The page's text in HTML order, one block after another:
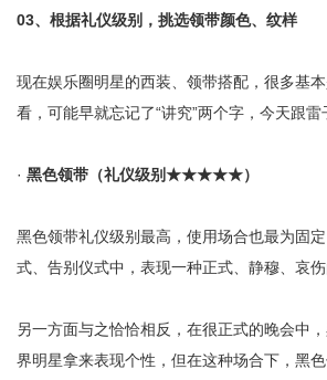
03、根据礼仪级别，挑选领带颜色、纹样
现在娱乐圈明星的西装、领带搭配，很多基
看，可能早就忘记了“讲究”两个字，今天跟雷
· 黑色领带（礼仪级别★★★★★）
黑色领带礼仪级别最高，使用场合也最为固
式、告别仪式中，表现一种正式、静穆、哀伤
另一方面与之恰恰相反，在很正式的晚会中
界明星拿来表现个性，但在这种场合下，黑